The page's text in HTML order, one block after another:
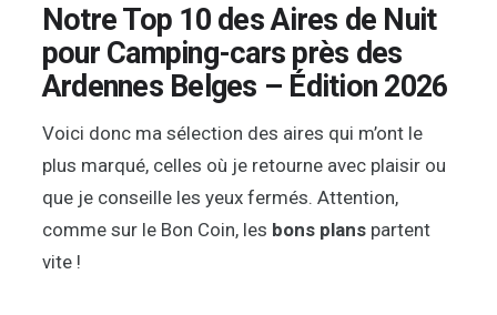
Notre Top 10 des Aires de Nuit
pour Camping-cars près des
Ardennes Belges – Édition 2026
Voici donc ma sélection des aires qui m’ont le
plus marqué, celles où je retourne avec plaisir ou
que je conseille les yeux fermés. Attention,
comme sur le Bon Coin, les bons plans partent
vite !